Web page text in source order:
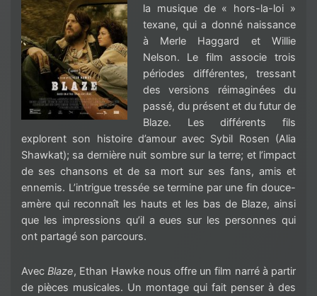
la musique de « hors-la-loi »
texane, qui a donné naissance
à Merle Haggard et Willie
Nelson. Le film associe trois
périodes différentes, tressant
des versions réimaginées du
passé, du présent et du futur de
Blaze. Les différents fils
explorent son histoire d’amour avec Sybil Rosen (Alia
Shawkat); sa dernière nuit sombre sur la terre; et l’impact
de ses chansons et de sa mort sur ses fans, amis et
ennemis. L’intrigue tressée se termine par une fin douce-
amère qui reconnaît les hauts et les bas de Blaze, ainsi
que les impressions qu’il a eues sur les personnes qui
ont partagé son parcours.
AvecBlaze, Ethan Hawke nous offre un film narré à partir
de pièces musicales. Un montage qui fait penser à des